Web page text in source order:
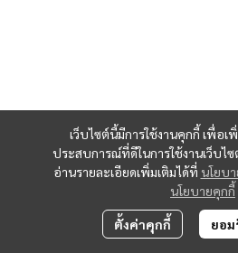
เว็บไซต์นี้มีการใช้งานคุกกี้ เพื่อ
ประสบการณ์ที่ดีในการใช้งานเว็บไ
อ่านรายละเอียดเพิ่มเติมได้ที่ นโยบ
นโยบายคุกกี้
ตั้งค่าคุกกี้ ยอ